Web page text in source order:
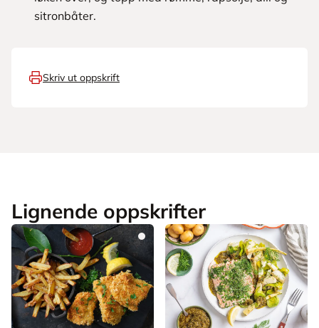
sitronbåter.
Skriv ut oppskrift
Lignende oppskrifter